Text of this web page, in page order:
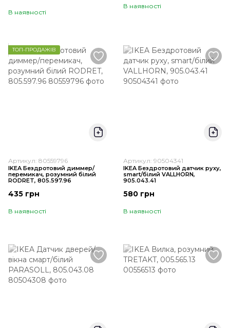
В наявності
В наявності
ТОП-ПРОДАЖІВ
Артикул: 80559796
IKEA Бездротовий диммер/
перемикач, розумний білий
RODRET, 805.597.96
435 грн
В наявності
Артикул: 90504341
IKEA Бездротовий датчик руху,
smart/білий VALLHORN,
905.043.41
580 грн
В наявності